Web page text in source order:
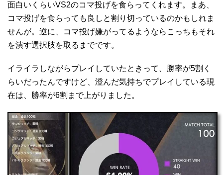
面白いくらいVS2のコマ投げを食らってくれます。まあ、
コマ投げを食らっても良しと割り切っているのかもしれま
せんが。逆に、コマ投げ嫌がってるようならこっちもそれ
を潰す選択肢を取るまでです。
イライラしながらプレイしていたときって、勝率が5割く
らいだったんですけど、澄んだ気持ちでプレイしている現
在は、勝率が6割まで上がりました。